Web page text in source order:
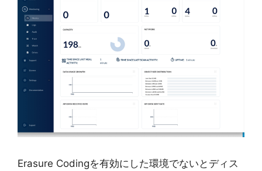
Erasure Codingを有効にした環境でないとディス